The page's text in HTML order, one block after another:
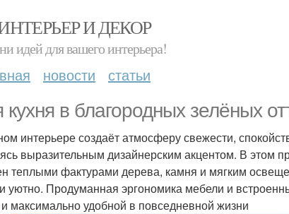
И ДЕКОР
идей для вашего интерьера!
новости статьи
в благородных зелёных
интерьере создаёт атмосферу свежести,
выразительным дизайнерским акцентом. В этом
теплыми фактурами дерева, камня и мягким
уютно. Продуманная эргономика мебели и
максимально удобной в повседневной жизни